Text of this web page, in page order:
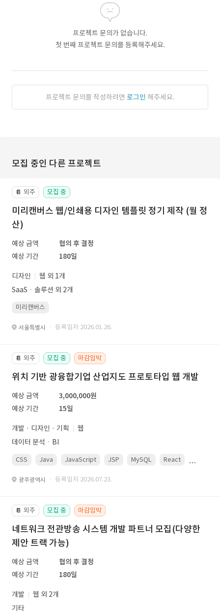
프로젝트 문의가 없습니다.
첫 번째 프로젝트 문의를 등록해주세요.
프로젝트 문의를 작성하려면 로그인 해주세요.
모집 중인 다른 프로젝트
📔 외주 모집 중
미리캔버스 웹/인쇄용 디자인 템플릿 정기 제작 (월 정
산)
예상 금액
협의 후 결정
예상 기간
180일
디자인
웹 외 1개
SaaSㆍ솔루션 외 2개
미리캔버스
서울특별시 · 등록일자 2026.01.26.
📔 외주 모집 중 마감임박
위치 기반 광융합기업 산업지도 프로토타입 웹 개발
예상 금액
3,000,000원
예상 기간
15일
개발 · 디자인 · 기획
웹
데이터 분석ㆍBI
CSS Java JavaScript JSP MySQL React
광주광역시 · 등록일자 2026.07.23.
📔 외주 모집 중 마감임박
네트워크 전관방송 시스템 개발 파트너 모집(다양한
제안 트랙 가능)
예상 금액
협의 후 결정
예상 기간
180일
개발
웹 외 2개
기타